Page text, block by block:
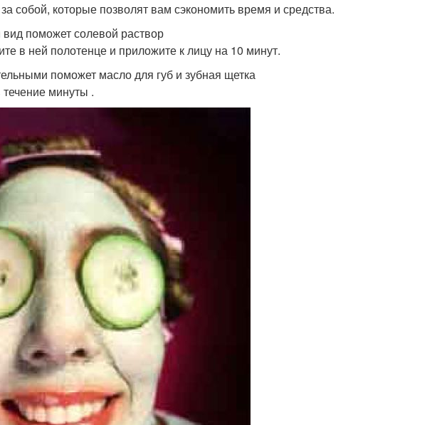
собой, которые позволят вам сэкономить время и средства.
поможет солевой раствор
в ней полотенце и приложите к лицу на 10 минут.
поможет масло для губ и зубная щетка
минуты .